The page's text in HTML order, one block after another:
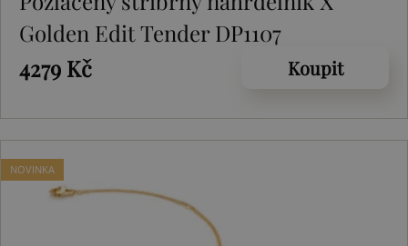
Golden Edit Tender DP1107
4279 Kč
Koupit
NOVINKA